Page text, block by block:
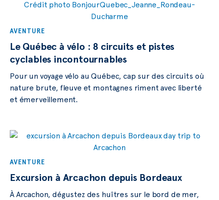
AVENTURE
Le Québec à vélo : 8 circuits et pistes
cyclables incontournables
Pour un voyage vélo au Québec, cap sur des circuits où
nature brute, fleuve et montagnes riment avec liberté
et émerveillement.
AVENTURE
Excursion à Arcachon depuis Bordeaux
À Arcachon, dégustez des huîtres sur le bord de mer,